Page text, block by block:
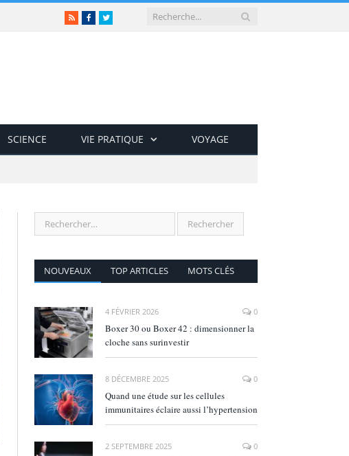
RSSFacebookTwitter
SCIENCE VIE PRATIQUE VOYAGE
NOUVEAUX TOP ARTICLES MOTS CLÉS
4 FÉVRIER 2026 0
Boxer 30 ou Boxer 42 : dimensionner la
cloche sans surinvestir
8 DÉCEMBRE 2025 0
Quand une étude sur les cellules
immunitaires éclaire aussi l’hypertension
2 SEPTEMBRE 2025 0